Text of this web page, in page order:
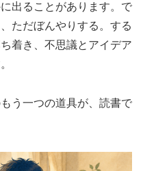
出ることがあります。で
ただぼんやりする。する
着き、不思議とアイデア
う一つの道具が、読書で